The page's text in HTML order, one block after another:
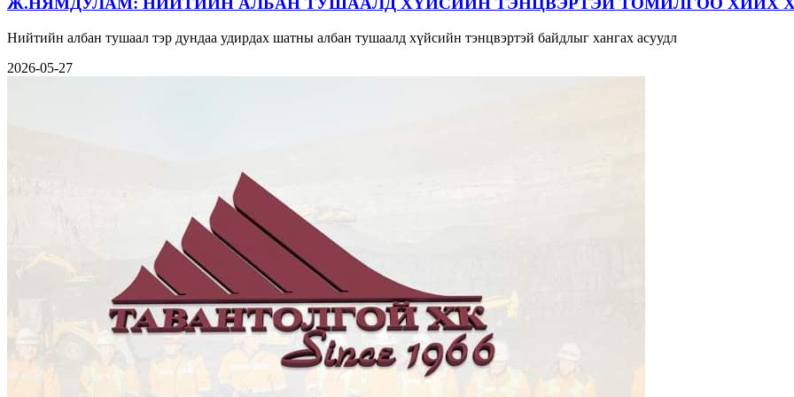
Нийтийн албан тушаал тэр дундаа удирдах шатны албан тушаалд хүйсийн тэнцвэртэй байдлыг хангах асуудл
2026-05-27